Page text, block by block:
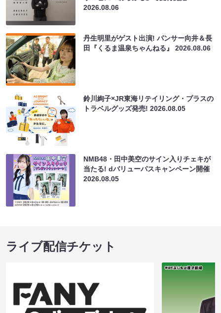
2026.08.06
丹生明里がゲスト出演! パンサー向井＆長
田『くるま温泉ちゃんねる』2026.08.06
鈴川絢子×JR東海リテイリング・プラスの
トラベルグッズ発売!2026.08.05
NMB48・田中美空のサイン入りチェキが
当たる! dバリューパスキャンペーン開催
2026.08.05
ライブ配信チケット